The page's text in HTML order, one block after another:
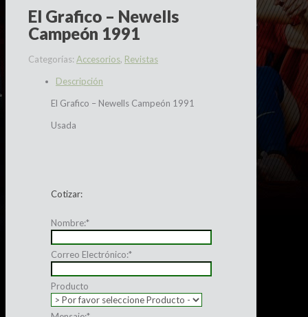
El Grafico – Newells
Campeón 1991
Categorías: Accesorios, Revistas
Descripción
El Grafico – Newells Campeón 1991
Usada
Cotizar:
Nombre:*
Correo Electrónico:*
Producto